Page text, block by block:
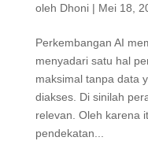
oleh Dhoni| Mei 18,
Perkembangan AI
menyadari satu hal
maksimal tanpa data
diakses. Di sinilah
relevan. Oleh karena
pendekatan...